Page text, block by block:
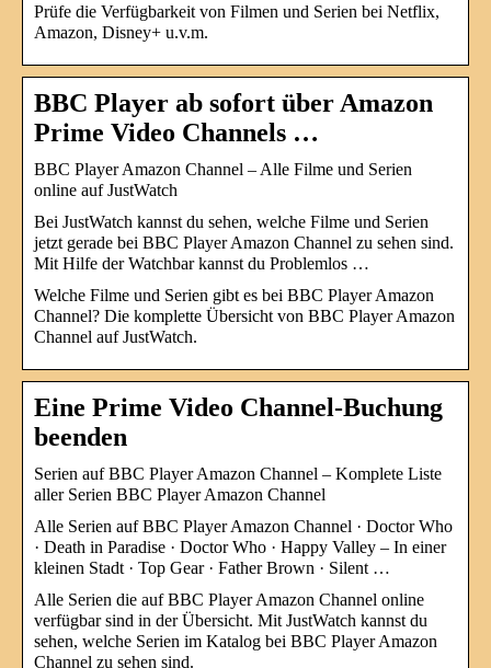
Prüfe die Verfügbarkeit von Filmen und Serien bei Netflix,
Amazon, Disney+ u.v.m.
BBC Player ab sofort über Amazon
Prime Video Channels …
BBC Player Amazon Channel – Alle Filme und Serien
online auf JustWatch
Bei JustWatch kannst du sehen, welche Filme und Serien
jetzt gerade bei BBC Player Amazon Channel zu sehen sind.
Mit Hilfe der Watchbar kannst du Problemlos …
Welche Filme und Serien gibt es bei BBC Player Amazon
Channel? Die komplette Übersicht von BBC Player Amazon
Channel auf JustWatch.
Eine Prime Video Channel-Buchung
beenden
Serien auf BBC Player Amazon Channel – Komplete Liste
aller Serien BBC Player Amazon Channel
Alle Serien auf BBC Player Amazon Channel · Doctor Who
· Death in Paradise · Doctor Who · Happy Valley – In einer
kleinen Stadt · Top Gear · Father Brown · Silent …
Alle Serien die auf BBC Player Amazon Channel online
verfügbar sind in der Übersicht. Mit JustWatch kannst du
sehen, welche Serien im Katalog bei BBC Player Amazon
Channel zu sehen sind.